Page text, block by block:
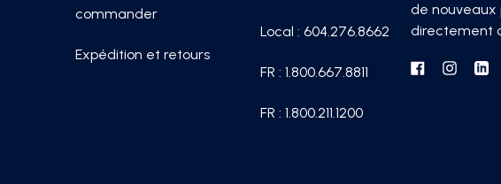
de nouveaux
directement
Facebook
commander
Expédition et retours
Local : 604.276.8662
FR : 1.800.667.8811
FR : 1.800.211.1200